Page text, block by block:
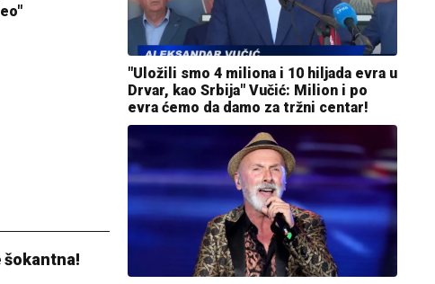
šokantna!
"Uložili smo 4 miliona i 10 hiljada evra u
Drvar, kao Srbija" Vučić: Milion i po
evra ćemo da damo za tržni centar!